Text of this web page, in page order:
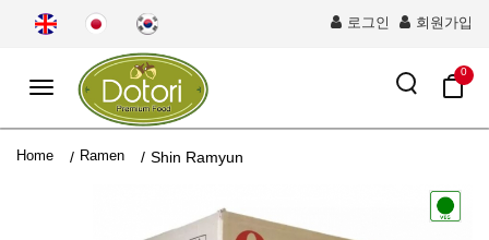
로그인 회원가입
Toggle
navigation
0
Home / Ramen / Shin Ramyun